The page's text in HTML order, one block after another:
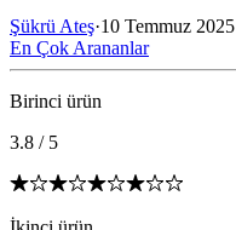
Şükrü Ateş·10 Temmuz 2025
En Çok Arananlar
Birinci ürün
3.8 / 5